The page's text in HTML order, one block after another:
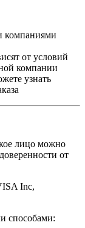
компаниями
от условий
компании
узнать
лицо можно
от
Inc,
способами: